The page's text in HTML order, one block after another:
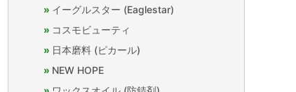
イーグルスター (Eaglestar)
コスモビューティ
日本磨料 (ピカール)
NEW HOPE